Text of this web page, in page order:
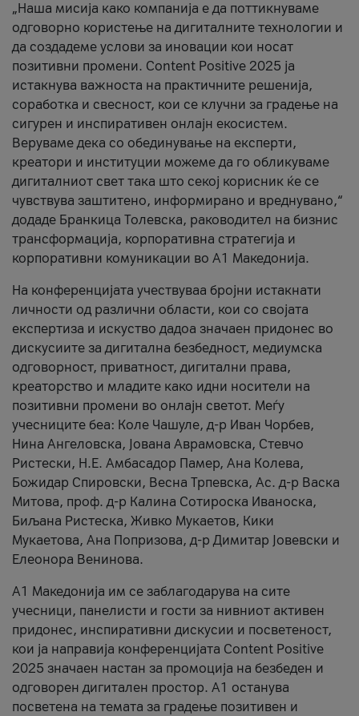
„Наша мисија како компанија е да поттикнуваме
одговорно користење на дигиталните технологии и
да создадеме услови за иновации кои носат
позитивни промени. Content Positive 2025 ја
истакнува важноста на практичните решенија,
соработка и свесност, кои се клучни за градење на
сигурен и инспиративен онлајн екосистем.
Веруваме дека со обединување на експерти,
креатори и институции можеме да го обликуваме
дигиталниот свет така што секој корисник ќе се
чувствува заштитено, информирано и вреднувано,“
додаде Бранкица Толевска, раководител на бизнис
трансформација, корпоративна стратегија и
корпоративни комуникации во А1 Македонија.
На конференцијата учествуваа бројни истакнати
личности од различни области, кои со својата
експертиза и искуство дадоа значаен придонес во
дискусиите за дигитална безбедност, медиумска
одговорност, приватност, дигитални права,
креаторство и младите како идни носители на
позитивни промени во онлајн светот. Меѓу
учесниците беа: Коле Чашуле, д-р Иван Чорбев,
Нина Ангеловска, Јована Аврамовска, Стевчо
Ристески, Н.Е. Амбасадор Памер, Ана Колева,
Божидар Спировски, Весна Трпевска, Ас. д-р Васка
Митова, проф. д-р Калина Сотироска Иваноска,
Биљана Ристеска, Живко Мукаетов, Кики
Мукаетова, Ана Попризова, д-р Димитар Јовевски и
Елеонора Венинова.
А1 Македонија им се заблагодарува на сите
учесници, панелисти и гости за нивниот активен
придонес, инспиративни дискусии и посветеност,
кои ја направија конференцијата Content Positive
2025 значаен настан за промоција на безбеден и
одговорен дигитален простор. А1 останува
посветена на темата за градење позитивен и